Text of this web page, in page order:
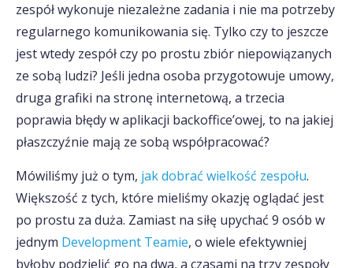
zespół wykonuje niezależne zadania i nie ma potrzeby
regularnego komunikowania się. Tylko czy to jeszcze
jest wtedy zespół czy po prostu zbiór niepowiązanych
ze sobą ludzi? Jeśli jedna osoba przygotowuje umowy,
druga grafiki na stronę internetową, a trzecia
poprawia błędy w aplikacji backoffice’owej, to na jakiej
płaszczyźnie mają ze sobą współpracować?
Mówiliśmy już o tym, jak dobrać wielkość zespołu.
Większość z tych, które mieliśmy okazję oglądać jest
po prostu za duża. Zamiast na siłę upychać 9 osób w
jednym Development Teamie, o wiele efektywniej
byłoby podzielić go na dwa, a czasami na trzy zespoły